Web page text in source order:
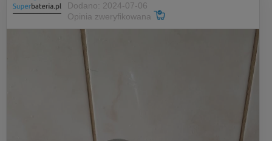
Dodano: 2024-07-06
Opinia zweryfikowana